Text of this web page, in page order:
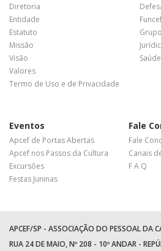
Diretoria
Entidade
Estatuto
Missão
Visão
Valores
Termo de Uso e de Privacidade
Eventos
Apcef de Portas Abertas
Apcef nos Passos da Cultura
Excursões
Festas Juninas
Fale
Fale
Canais
F A Q
APCEF/SP - ASSOCIAÇÃO DO PESSOAL DA
RUA 24 DE MAIO, Nº 208 - 10º ANDAR -